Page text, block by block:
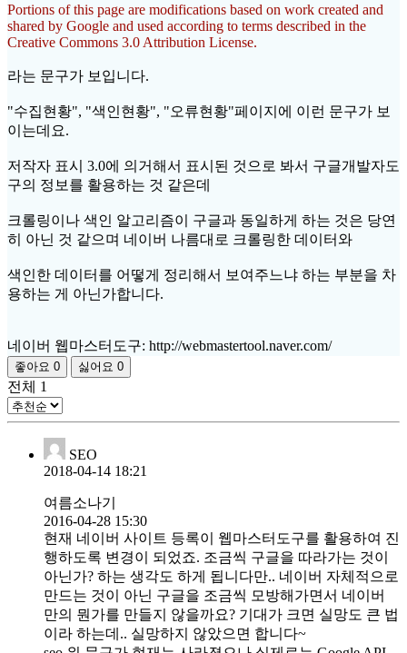
Portions of this page are modifications based on work created and
shared by Google and used according to terms described in the
Creative Commons 3.0 Attribution License.
라는 문구가 보입니다.
"수집현황", "색인현황", "오류현황"페이지에 이런 문구가 보
이는데요.
저작자 표시 3.0에 의거해서 표시된 것으로 봐서 구글개발자도
구의 정보를 활용하는 것 같은데
크롤링이나 색인 알고리즘이 구글과 동일하게 하는 것은 당연
히 아닌 것 같으며 네이버 나름대로 크롤링한 데이터와
색인한 데이터를 어떻게 정리해서 보여주느냐 하는 부분을 차
용하는 게 아닌가합니다.
네이버 웹마스터도구: http://webmastertool.naver.com/
좋아요 0 싫어요 0
전체 1
SEO
2018-04-14 18:21
여름소나기
2016-04-28 15:30
현재 네이버 사이트 등록이 웹마스터도구를 활용하여 진
행하도록 변경이 되었죠. 조금씩 구글을 따라가는 것이
아닌가? 하는 생각도 하게 됩니다만.. 네이버 자체적으로
만드는 것이 아닌 구글을 조금씩 모방해가면서 네이버
만의 뭔가를 만들지 않을까요? 기대가 크면 실망도 큰 법
이라 하는데.. 실망하지 않았으면 합니다~